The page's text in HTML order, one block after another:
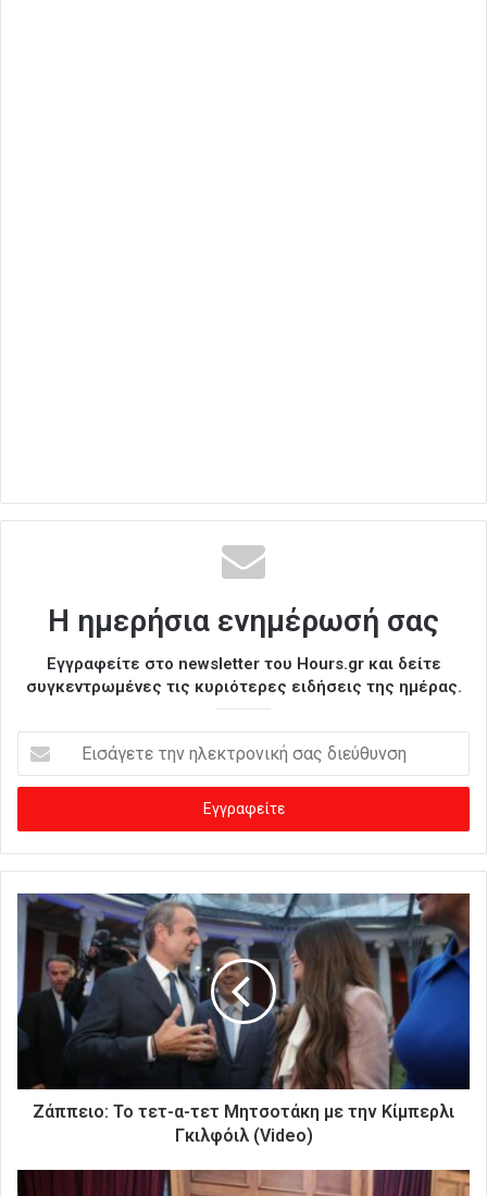
Η ημερήσια ενημέρωσή σας
Εγγραφείτε στο newsletter του Hours.gr και δείτε
συγκεντρωμένες τις κυριότερες ειδήσεις της ημέρας.
σ
γ
ε
η
λ
Ζάππειο: Το τετ-α-τετ Μητσοτάκη με την Κίμπερλι
Γκιλφόιλ (Video)